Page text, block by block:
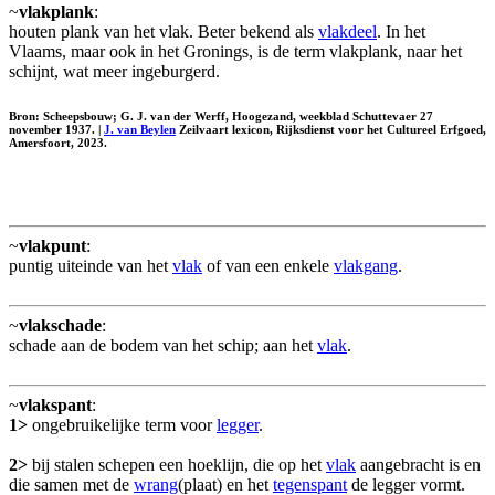
~vlakplank:
houten plank van het vlak. Beter bekend als vlakdeel. In het
Vlaams, maar ook in het Gronings, is de term vlakplank, naar het
schijnt, wat meer ingeburgerd.
Bron: Scheepsbouw; G. J. van der Werff, Hoogezand, weekblad Schuttevaer 27
november 1937. | J. van Beylen Zeilvaart lexicon, Rijksdienst voor het Cultureel Erfgoed,
Amersfoort, 2023.
~vlakpunt:
puntig uiteinde van het vlak of van een enkele vlakgang.
~vlakschade:
schade aan de bodem van het schip; aan het vlak.
~vlakspant:
1> ongebruikelijke term voorlegger.
2> bij stalen schepen een hoeklijn, die op het vlak aangebracht is en
die samen met de wrang(plaat) en het tegenspant de legger vormt.